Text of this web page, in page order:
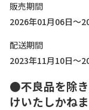
販売期間
2026年01月06日～
配送期間
2023年11月10日～
●不良品を除
けいたしかねま